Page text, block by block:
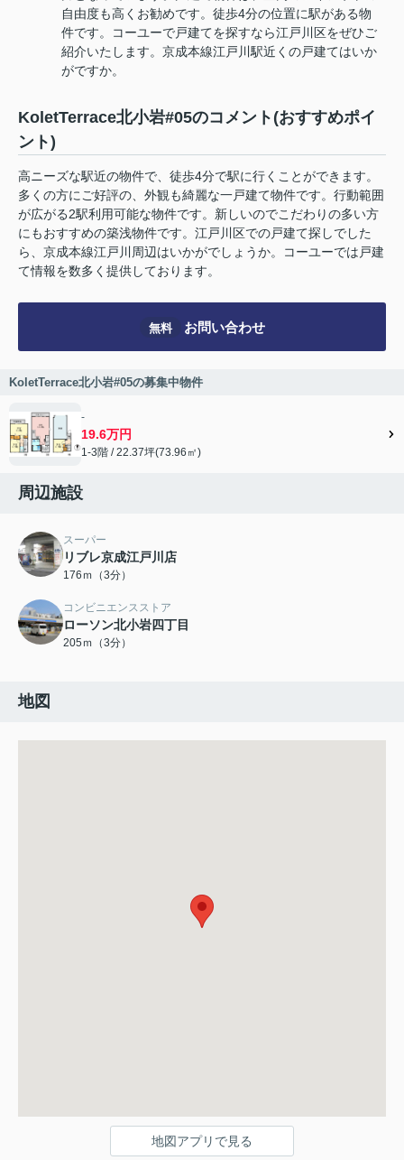
自由度も高くお勧めです。徒歩4分の位置に駅がある物
件です。コーユーで戸建てを探すなら江戸川区をぜひご
紹介いたします。京成本線江戸川駅近くの戸建てはいか
がですか。
KoletTerrace北小岩#05のコメント(おすすめポイ
ント)
高ニーズな駅近の物件で、徒歩4分で駅に行くことができます。
多くの方にご好評の、外観も綺麗な一戸建て物件です。行動範囲
が広がる2駅利用可能な物件です。新しいのでこだわりの多い方
にもおすすめの築浅物件です。江戸川区での戸建て探しでした
ら、京成本線江戸川周辺はいかがでしょうか。コーユーでは戸建
て情報を数多く提供しております。
無料 お問い合わせ
KoletTerrace北小岩#05の募集中物件
-
19.6万円
1-3階 / 22.37坪(73.96㎡)
周辺施設
スーパー
リブレ京成江戸川店
176ｍ（3分）
コンビニエンスストア
ローソン北小岩四丁目
205ｍ（3分）
地図
地図アプリで見る